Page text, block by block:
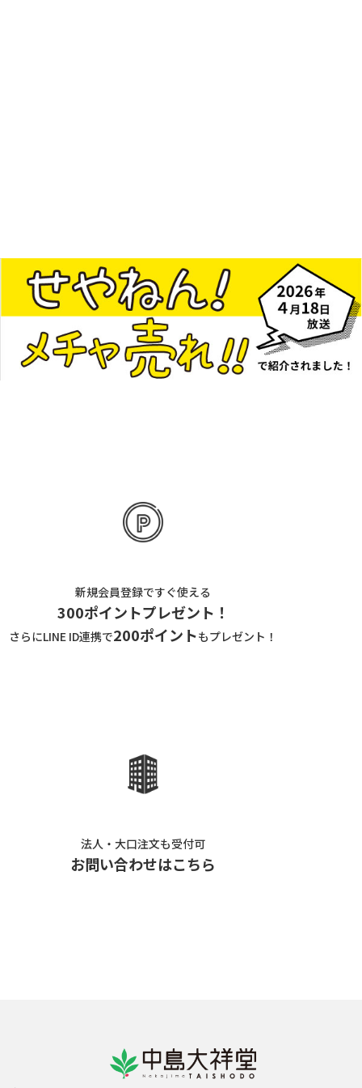
新規会員登録ですぐ使える
300ポイントプレゼント！
さらにLINE ID連携で200ポイントもプレゼント！
法人・大口注文も受付可
お問い合わせはこちら